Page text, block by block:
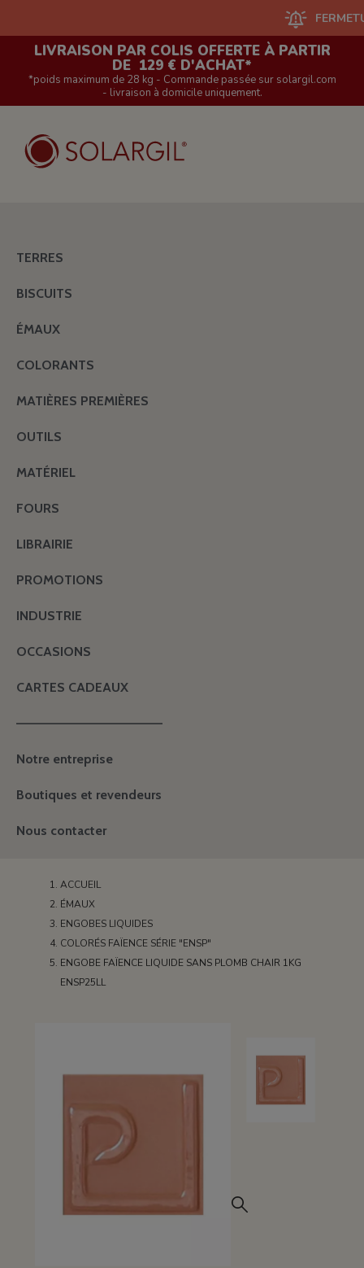
FERMETURE
LIVRAISON PAR COLIS OFFERTE À PARTIR
DE 129 € D'ACHAT*
*poids maximum de 28 kg - Commande passée sur solargil.com
- livraison à domicile uniquement.
TERRES
BISCUITS
ÉMAUX
COLORANTS
MATIÈRES PREMIÈRES
OUTILS
MATÉRIEL
FOURS
LIBRAIRIE
PROMOTIONS
INDUSTRIE
OCCASIONS
CARTES CADEAUX
———————————————
Notre entreprise
Boutiques et revendeurs
Nous contacter
ACCUEIL
ÉMAUX
ENGOBES LIQUIDES
COLORÉS FAÏENCE SÉRIE "ENSP"
ENGOBE FAÏENCE LIQUIDE SANS PLOMB CHAIR 1KG
ENSP25LL